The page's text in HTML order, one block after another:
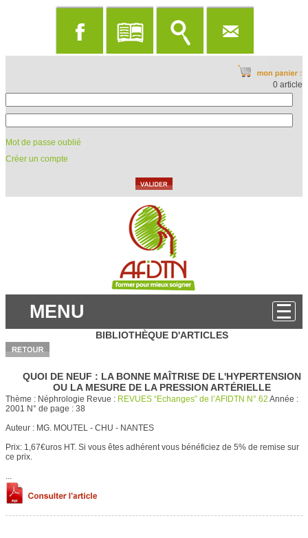
0 article
Mot de passe oublié
Créer un compte
MENU
BIBLIOTHÈQUE D'ARTICLES
QUOI DE NEUF : LA BONNE MAÎTRISE DE L'HYPERTENSION
OU LA MESURE DE LA PRESSION ARTÉRIELLE
Thème : Néphrologie Revue : REVUES “Echanges” de l’AFIDTN N° 62 Année :
2001 N° de page : 38
Auteur : MG. MOUTEL - CHU - NANTES
Prix: 1,67€uros HT. Si vous êtes adhérent vous bénéficiez de 5% de remise sur
ce prix.
...